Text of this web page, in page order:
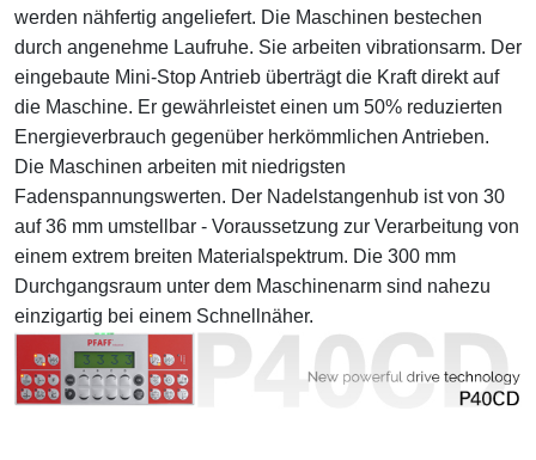
werden nähfertig angeliefert. Die Maschinen bestechen
durch angenehme Laufruhe. Sie arbeiten vibrationsarm. Der
eingebaute Mini-Stop Antrieb überträgt die Kraft direkt auf
die Maschine. Er gewährleistet einen um 50% reduzierten
Energieverbrauch gegenüber herkömmlichen Antrieben.
Die Maschinen arbeiten mit niedrigsten
Fadenspannungswerten. Der Nadelstangenhub ist von 30
auf 36 mm umstellbar - Voraussetzung zur Verarbeitung von
einem extrem breiten Materialspektrum. Die 300 mm
Durchgangsraum unter dem Maschinenarm sind nahezu
einzigartig bei einem Schnellnäher.